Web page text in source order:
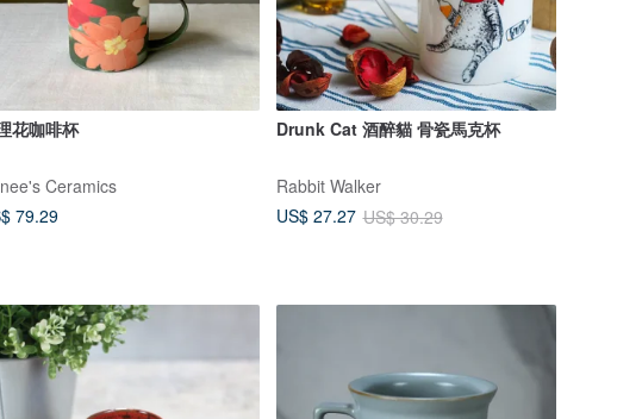
花咖啡杯
Ceramics
79.29
Drunk Cat 酒醉貓 骨瓷馬克杯
Rabbit Walker
US$ 27.27 US$ 30.29